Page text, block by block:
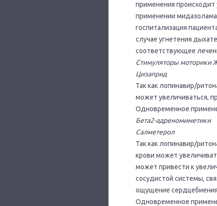
применения
применении
госпитализация
случае угнетения
соответствующее
Стимуляторы моторики
Цизаприд
Так как лопинавир/
может увеличиваться,
Одновременное
Бета2-адреномиметики
Салметерол
Так как лопинавир/
крови может
может привести к
сосудистой системы,
ощущение
Одновременное